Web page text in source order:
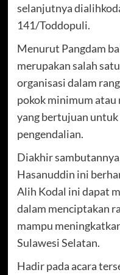
selanjutnya
141/Toddopuli.
Menurut Pangdam
merupakan salah
organisasi dalam
pokok minimum
yang bertujuan
pengendalian.
Diakhir
Hasanuddin ini
Alih Kodal ini dapat
dalam menciptakan
mampu
Sulawesi Selatan.
Hadir pada acara